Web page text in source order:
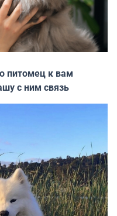
питомец к вам
с ним связь